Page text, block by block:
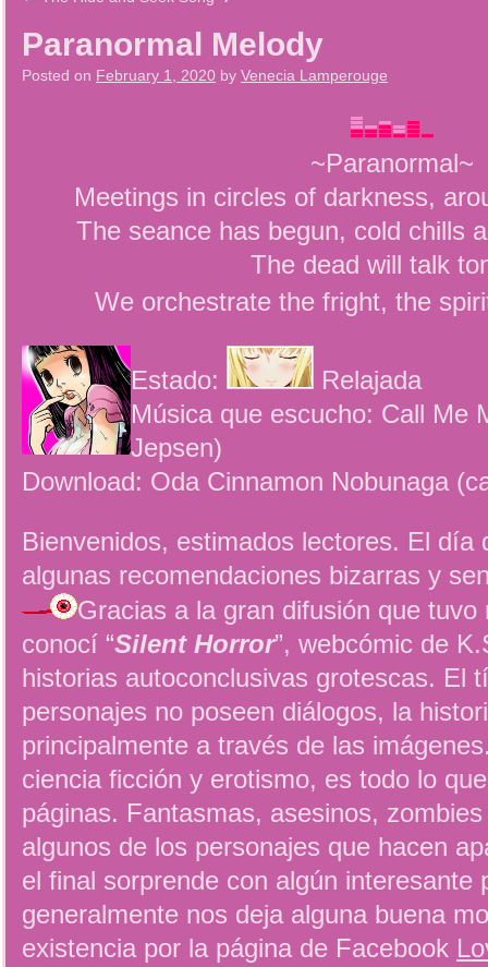
Paranormal Melody
Posted on February 1, 2020 by Venecia Lamperouge
~Paranormal~
Meetings in circles of darkness,
The seance has begun, cold chills
The dead will talk
We orchestrate the fright, the
Estado:
Relajada
Música que escucho: Call Me
Jepsen)
Download: Oda Cinnamon Nobunaga
Bienvenidos, estimados lectores. El día
algunas recomendaciones bizarras y
Gracias a la gran difusión que
conocí “Silent Horror”, webcómic de
historias autoconclusivas grotescas. El
personajes no poseen diálogos, la
principalmente a través de las
ciencia ficción y erotismo, es todo lo
páginas. Fantasmas, asesinos,
algunos de los personajes que hacen
el final sorprende con algún interesante
generalmente nos deja alguna buena
existencia por la página de Facebook